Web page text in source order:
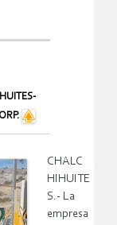
CHALC
HIHUITE
S.- La
empresa